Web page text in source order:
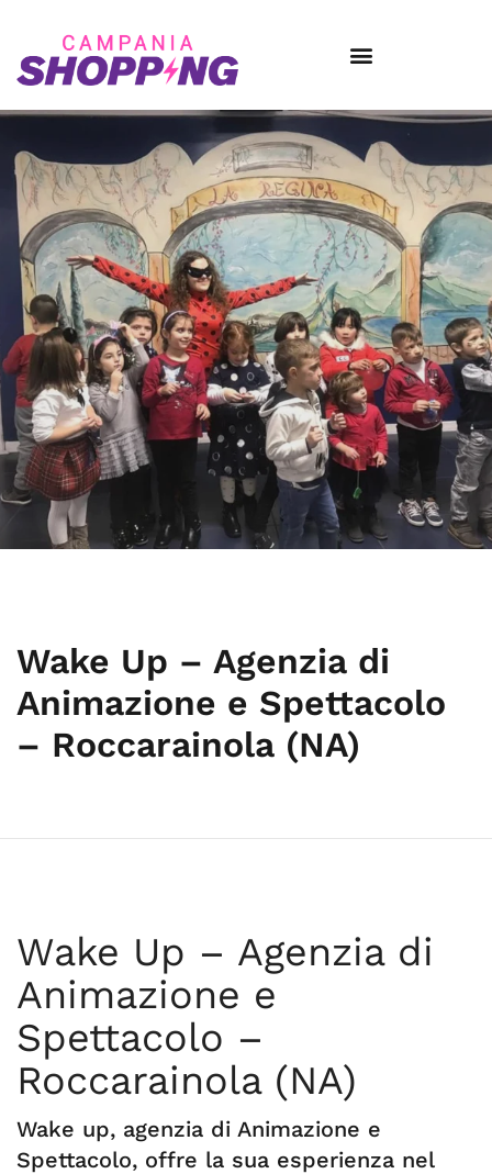
Wake Up – Agenzia di
Animazione e Spettacolo
– Roccarainola (NA)
Wake Up – Agenzia di
Animazione e
Spettacolo –
Roccarainola (NA)
Wake up, agenzia di Animazione e
Spettacolo, offre la sua esperienza nel